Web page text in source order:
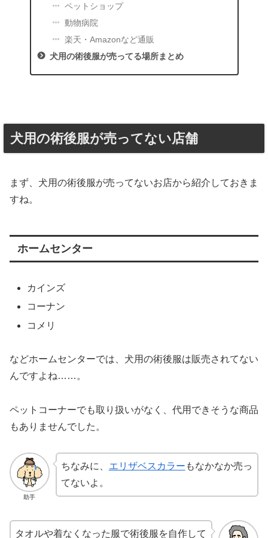
ペットショップ
動物病院
楽天・Amazonなど通販
犬用の術後服が売ってる場所まとめ
犬用の術後服が売ってない店舗
まず、犬用の術後服が売ってないお店から紹介しておきま
すね。
ホームセンター
カインズ
コーナン
コメリ
などホームセンターでは、犬用の術後服は販売されてない
んですよね……。
ペットコーナーでも取り扱いがなく、代用できそうな商品
もありませんでした。
助手
ちなみに、 エリザベスカラー もなかなか売っ
てないよ。
タオルや着なくなった服で術後服を自作して